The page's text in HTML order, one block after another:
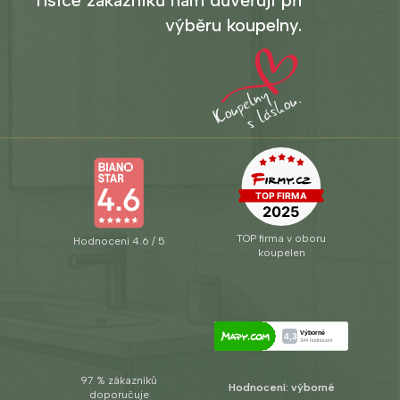
výběru koupelny.
Hodnocení 4.6 / 5
TOP firma v oboru
koupelen
97 % zákazníků
doporučuje
Hodnocení: výborné